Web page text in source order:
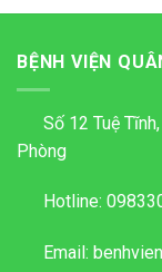
BỆNH VIỆN
Số 12 Tuệ
Phòng
Hotline:
Email: